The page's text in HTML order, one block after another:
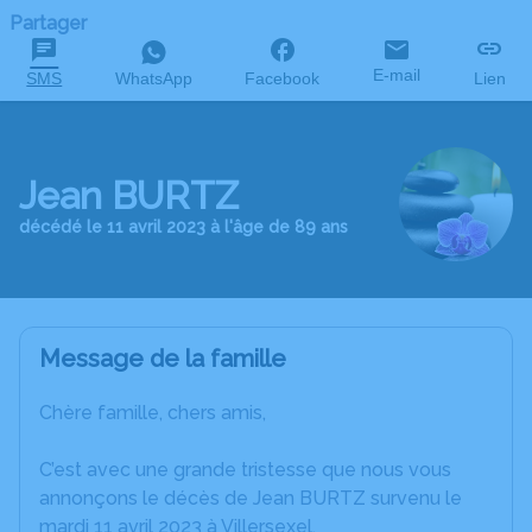
Partager
SMS WhatsApp Facebook E-mail Lien
Jean BURTZ
décédé le 11 avril 2023 à l'âge de 89 ans
Message de la famille
Chère famille, chers amis,
C’est avec une grande tristesse que nous vous
annonçons le décès de Jean BURTZ survenu le
mardi 11 avril 2023 à Villersexel.